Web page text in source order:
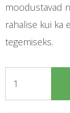
moodustavad
rahalise kui ka
tegemiseks.